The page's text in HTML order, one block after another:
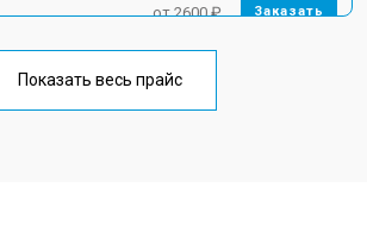
от 2600 ₽ Заказать
от 2300 ₽
Показать весь прайс